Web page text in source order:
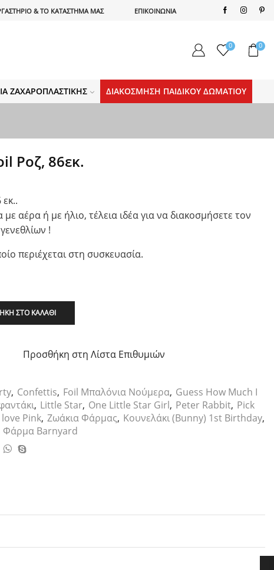
& ΤΟ ΚΑΤΑΣΤΗΜΑ ΜΑΣ ΕΠΙΚΟΙΝΩΝΙΑ
0 0
ΖΑΧΑΡΟΠΛΑΣΤΙΚΉΣ ΔΙΑΚΌΣΜΗΣΗ ΠΑΙΔΙΚΟΎ ΔΩΜΑΤΊΟΥ
Ροζ, 86εκ.
αέρα ή με ήλιο, τέλεια ιδέα για να διακοσμήσετε τον
!
περιέχεται στη συσκευασία.
ΣΤΟ ΚΑΛΆΘΙ
Προσθήκη στη Λίστα Επιθυμιών
, Confettis, Foil Μπαλόνια Νούμερα, Guess How Much I
, Little Star, One Little Star Girl, Peter Rabbit, Pick
Pink, Ζωάκια Φάρμας, Κουνελάκι (Bunny) 1st Birthday,
Φάρμα Barnyard